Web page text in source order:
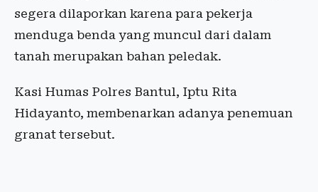
segera dilaporkan karena para pekerja
menduga benda yang muncul dari dalam
tanah merupakan bahan peledak.
Kasi Humas Polres Bantul, Iptu Rita
Hidayanto, membenarkan adanya penemuan
granat tersebut.